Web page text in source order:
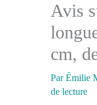
Avis
cm,
ParÉmilie
de lecture